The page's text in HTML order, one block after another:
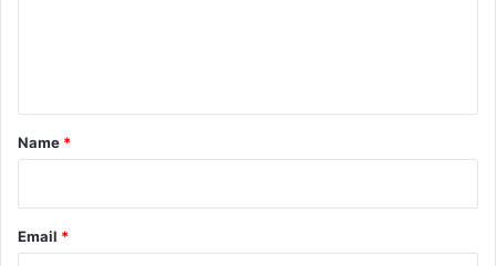
*
Name *
Email *